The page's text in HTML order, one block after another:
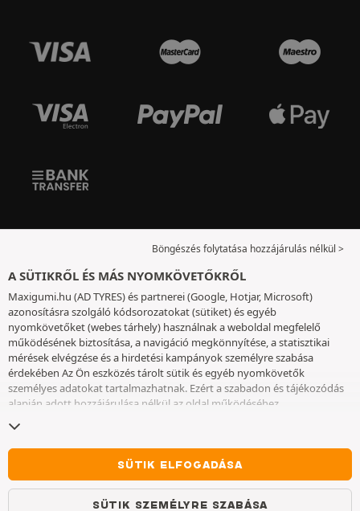
Böngészés folytatása hozzájárulás nélkül >
A SÜTIKRŐL ÉS MÁS NYOMKÖVETŐKRŐL
Maxigumi.hu (AD TYRES) és partnerei (Google, Hotjar, Microsoft)
azonosításra szolgáló kódsorozatokat (sütiket) és egyéb
nyomkövetőket (webes tárhely) használnak a weboldal megfelelő
működésének biztosítása, a navigáció megkönnyítése, a statisztikai
mérések elvégzése és a hirdetési kampányok személyre szabása
érdekében Az Ön eszközés tárolt sütik és egyéb nyomkövetők
személyes adatokat tartalmazhatnak. Ezért a szabadon és tájékozódás
alapján adott hozzájárulása nélkül az oldal működéséhez
nyomkövetőket az eszközén. Az Ön által választott beállításokat 6
hónapig őrizzük meg. A hozzájárulását bármikor visszavonhatja aSütik
és egyéb nyomkövetőkoldalon. Ön dönthet úgy, hogy a böngészést a
sütik vagy más nyomkövetők elhelyezésének elfogadása nélkül
folytatja. A sütik elutasítása nem akadályozza meg a szolgáltatások
SÜTIK ELFOGADÁSA
SÜTIK SZEMÉLYRE SZABÁSA